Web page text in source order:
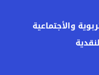
والأجتماعية